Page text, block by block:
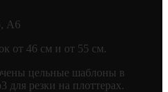
А6
от 46 см и от 55 см.
цельные шаблоны в
для резки на плоттерах.